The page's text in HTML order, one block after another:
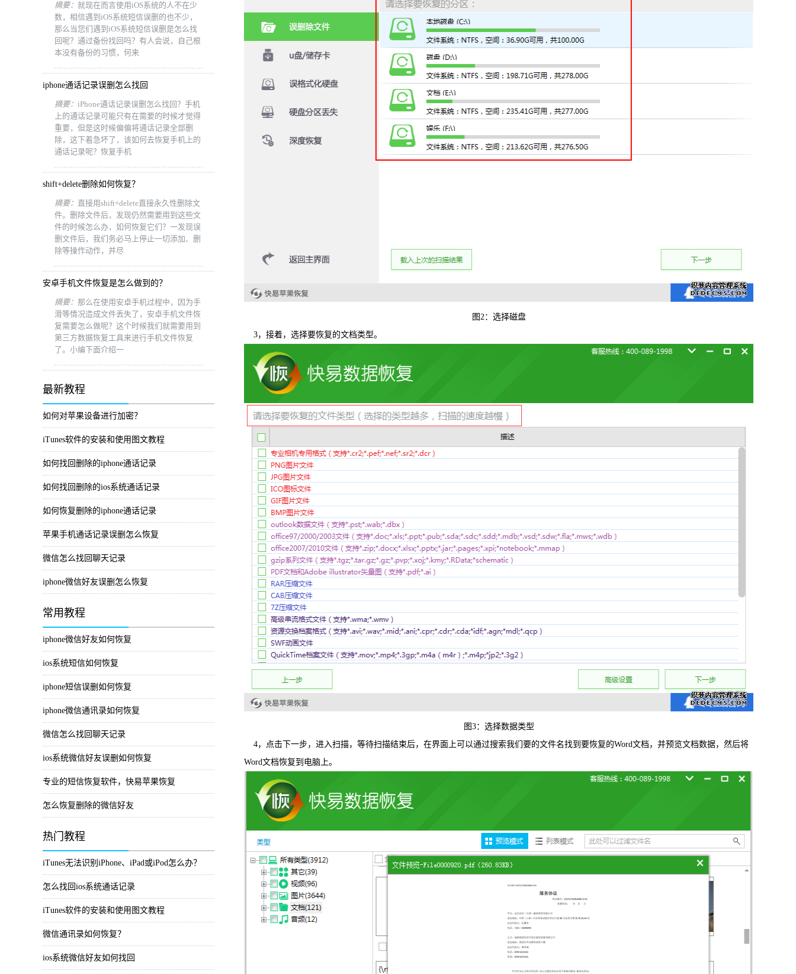
摘要： 就现在而言使用iOS系统的人不在少
数，相信遇到iOS系统短信误删的也不少，
那么当您们遇到iOS系统短信误删是怎么找
回呢？通过备份找回吗？有人会说，自己根
本没有备份的习惯，何来
iphone通话记录误删怎么找回
摘要： iPhone通话记录误删怎么找回？手机
上的通话记录可能只有在需要的时候才觉得
重要，但是这时候偏偏将通话记录全部删
除，这下着急坏了，该如何去恢复手机上的
通话记录呢？恢复手机
shift+delete删除如何恢复？
摘要： 直接用shift+delete直接永久性删除文
件。删除文件后，发现仍然需要用到这些文
件的时候怎么办，如何恢复它们？一发现误
删文件后，我们务必马上停止一切添加、删
除等操作动作，并尽
安卓手机文件恢复是怎么做到的？
摘要： 那么在使用安卓手机过程中，因为手
滑等情况造成文件丢失了，安卓手机文件恢
复需要怎么做呢？这个时候我们就需要用到
第三方数据恢复工具来进行手机文件恢复
了。小编下面介绍一
最新教程
如何对苹果设备进行加密？
iTunes软件的安装和使用图文教程
如何找回删除的iphone通话记录
如何找回删除的ios系统通话记录
如何恢复删除的iphone通话记录
苹果手机通话记录误删怎么恢复
微信怎么找回聊天记录
iphone微信好友误删怎么恢复
常用教程
iphone微信好友如何恢复
ios系统短信如何恢复
iphone短信误删如何恢复
iphone微信通讯录如何恢复
微信怎么找回聊天记录
ios系统微信好友误删如何恢复
专业的短信恢复软件，快易苹果恢复
怎么恢复删除的微信好友
热门教程
iTunes无法识别iPhone、iPad或iPod怎么办？
怎么找回ios系统通话记录
iTunes软件的安装和使用图文教程
微信通讯录如何恢复？
ios系统微信好友如何找回
图2：选择磁盘
3，接着，选择要恢复的文档类型。
图3：选择数据类型
4，点击下一步，进入扫描，等待扫描结束后，在界面上可以通过搜索我们要的文件名找到要恢复的Word文档，并预览文档数据，然后将
Word文档恢复到电脑上。